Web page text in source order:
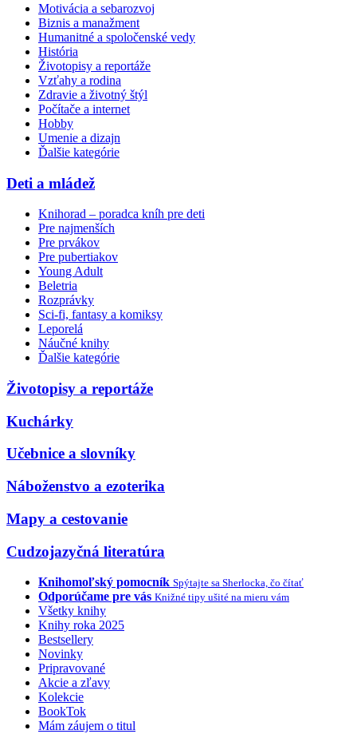
Motivácia a sebarozvoj
Biznis a manažment
Humanitné a spoločenské vedy
História
Životopisy a reportáže
Vzťahy a rodina
Zdravie a životný štýl
Počítače a internet
Hobby
Umenie a dizajn
Ďalšie kategórie
Deti a mládež
Knihorad – poradca kníh pre deti
Pre najmenších
Pre prvákov
Pre pubertiakov
Young Adult
Beletria
Rozprávky
Sci-fi, fantasy a komiksy
Leporelá
Náučné knihy
Ďalšie kategórie
Životopisy a reportáže
Kuchárky
Učebnice a slovníky
Náboženstvo a ezoterika
Mapy a cestovanie
Cudzojazyčná literatúra
Knihomoľský pomocník Spýtajte sa Sherlocka, čo čítať
Odporúčame pre vás Knižné tipy ušité na mieru vám
Všetky knihy
Knihy roka 2025
Bestsellery
Novinky
Pripravované
Akcie a zľavy
Kolekcie
BookTok
Mám záujem o titul